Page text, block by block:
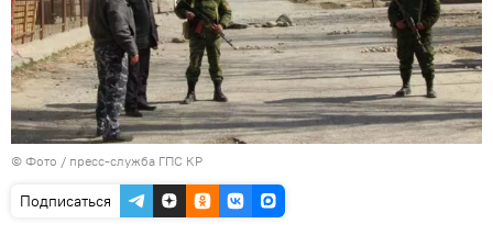
© Фото / пресс-служба ГПС КР
Подписаться